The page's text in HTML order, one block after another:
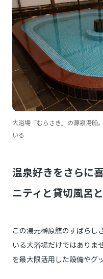
大浴場「むらさき」の源泉湯船
いる
温泉好きをさらに
ニティと貸切風呂
この湯元榊原舘のすばらし
いる大浴場だけではありま
を最大限活用した設備やグ